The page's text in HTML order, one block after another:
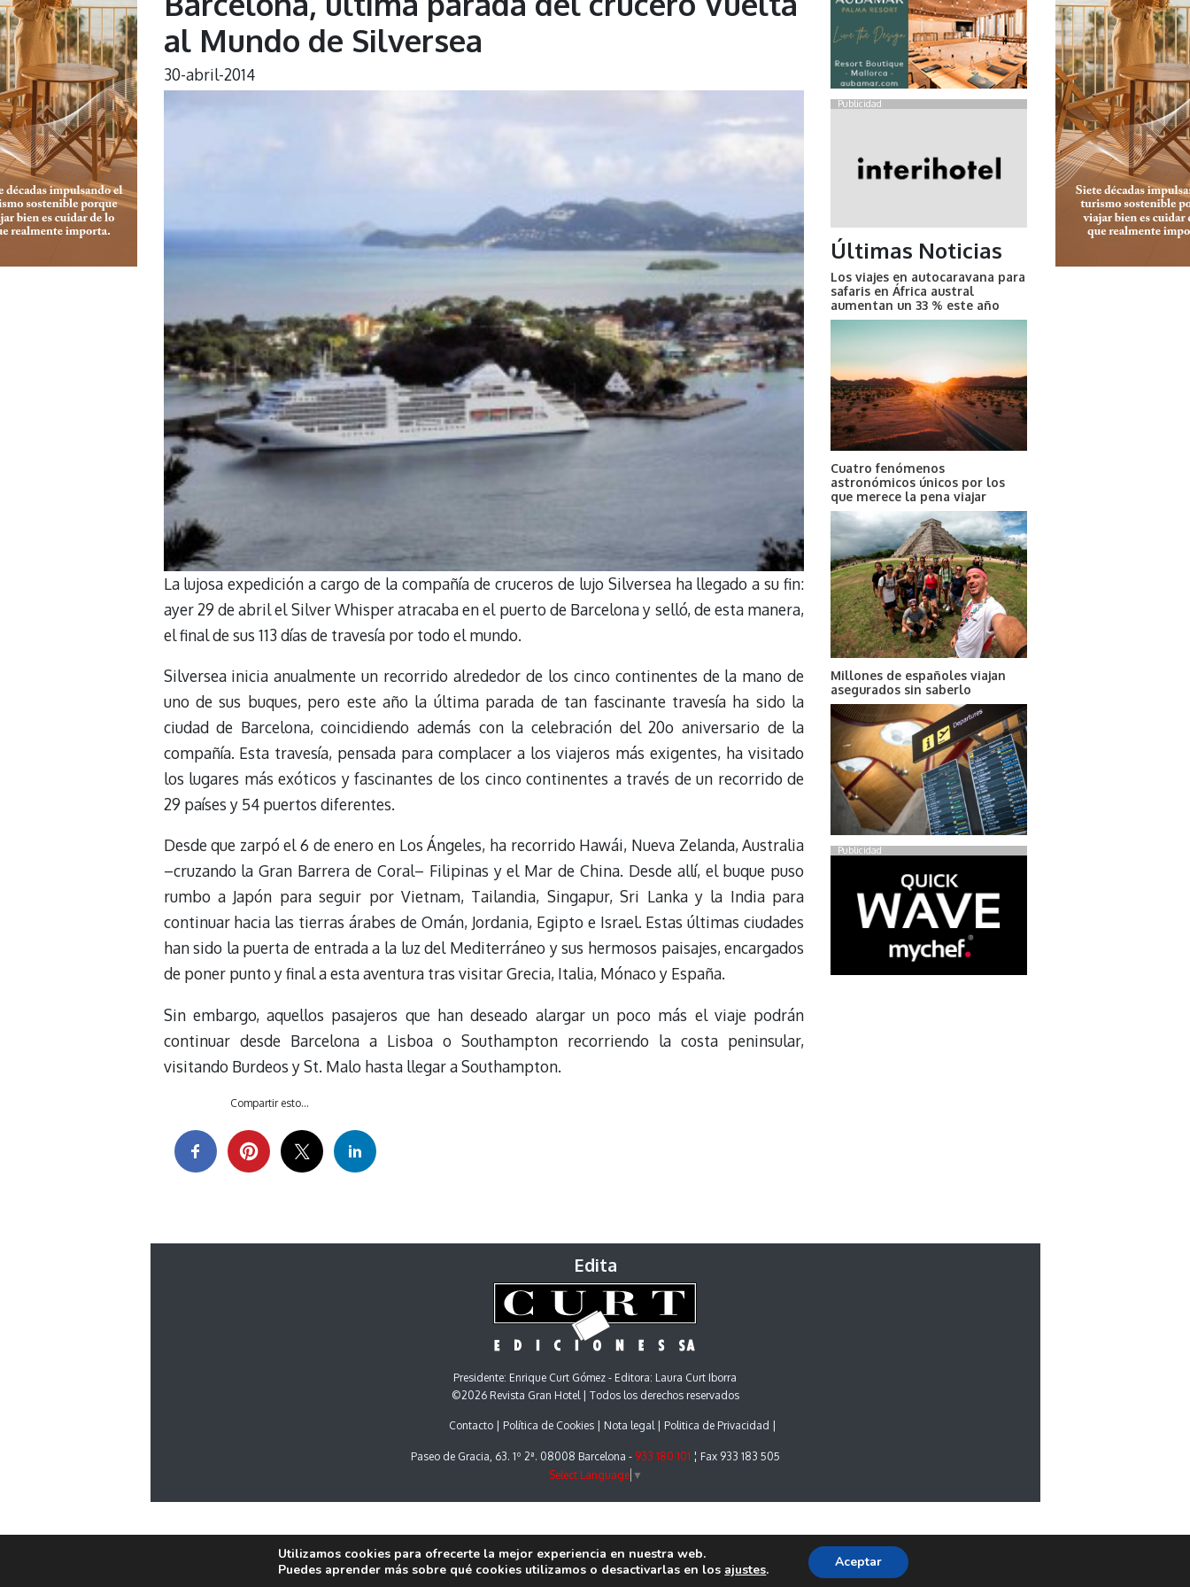
al Mundo de Silversea
30-abril-2014
La lujosa expedición a cargo de la compañía de cruceros de lujo Silversea ha llegado a su fin:
ayer 29 de abril el Silver Whisper atracaba en el puerto de Barcelona y selló, de esta manera,
el final de sus 113 días de travesía por todo el mundo.
Silversea inicia anualmente un recorrido alrededor de los cinco continentes de la mano de
uno de sus buques, pero este año la última parada de tan fascinante travesía ha sido la
ciudad de Barcelona, coincidiendo además con la celebración del 20o aniversario de la
compañía. Esta travesía, pensada para complacer a los viajeros más exigentes, ha visitado
los lugares más exóticos y fascinantes de los cinco continentes a través de un recorrido de
29 países y 54 puertos diferentes.
Desde que zarpó el 6 de enero en Los Ángeles, ha recorrido Hawái, Nueva Zelanda, Australia
–cruzando la Gran Barrera de Coral– Filipinas y el Mar de China. Desde allí, el buque puso
rumbo a Japón para seguir por Vietnam, Tailandia, Singapur, Sri Lanka y la India para
continuar hacia las tierras árabes de Omán, Jordania, Egipto e Israel. Estas últimas ciudades
han sido la puerta de entrada a la luz del Mediterráneo y sus hermosos paisajes, encargados
de poner punto y final a esta aventura tras visitar Grecia, Italia, Mónaco y España.
Sin embargo, aquellos pasajeros que han deseado alargar un poco más el viaje podrán
continuar desde Barcelona a Lisboa o Southampton recorriendo la costa peninsular,
visitando Burdeos y St. Malo hasta llegar a Southampton.
Compartir esto...
Publicidad
Últimas Noticias
Los viajes en autocaravana para
safaris en África austral
aumentan un 33 % este año
Cuatro fenómenos
astronómicos únicos por los
que merece la pena viajar
Millones de españoles viajan
asegurados sin saberlo
Publicidad
Edita
Presidente: Enrique Curt Gómez - Editora: Laura Curt Iborra
©2026 Revista Gran Hotel | Todos los derechos reservados
Contacto Política de Cookies Nota legal Politica de Privacidad
Paseo de Gracia, 63. 1º 2ª. 08008 Barcelona - 933 180 101 ¦ Fax 933 183 505
Select Language ▼
Utilizamos cookies para ofrecerte la mejor experiencia en nuestra web.
Puedes aprender más sobre qué cookies utilizamos o desactivarlas en los ajustes. Aceptar